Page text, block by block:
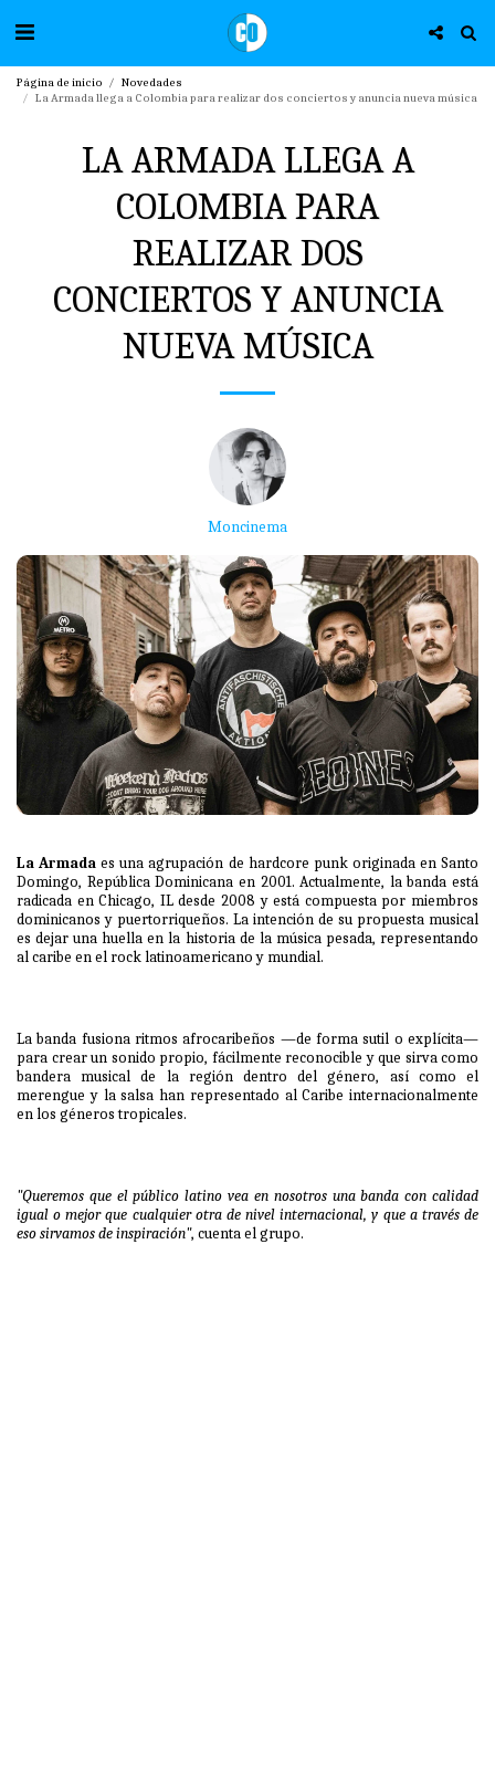
Página de inicio
Novedades
La Armada llega a Colombia para realizar dos conciertos y anuncia nueva música
LA ARMADA LLEGA A
COLOMBIA PARA
REALIZAR DOS
CONCIERTOS Y ANUNCIA
NUEVA MÚSICA
Moncinema
La Armada es una agrupación de hardcore punk originada en Santo
Domingo, República Dominicana en 2001. Actualmente, la banda está
radicada en Chicago, IL desde 2008 y está compuesta por miembros
dominicanos y puertorriqueños. La intención de su propuesta musical
es dejar una huella en la historia de la música pesada, representando
al caribe en el rock latinoamericano y mundial.
La banda fusiona ritmos afrocaribeños —de forma sutil o explícita—
para crear un sonido propio, fácilmente reconocible y que sirva como
bandera musical de la región dentro del género, así como el
merengue y la salsa han representado al Caribe internacionalmente
en los géneros tropicales.
"Queremos que el público latino vea en nosotros una banda con calidad
igual o mejor que cualquier otra de nivel internacional, y que a través de
eso sirvamos de inspiración", cuenta el grupo.